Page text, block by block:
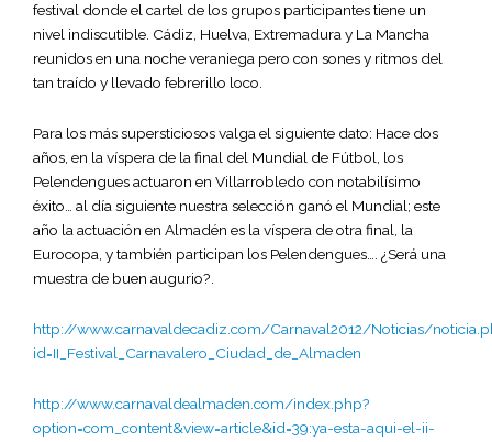
festival donde el cartel de los grupos participantes tiene un
nivel indiscutible. Cádiz, Huelva, Extremadura y La Mancha
reunidos en una noche veraniega pero con sones y ritmos del
tan traído y llevado febrerillo loco.
Para los más supersticiosos valga el siguiente dato: Hace dos
años, en la víspera de la final del Mundial de Fútbol, los
Pelendengues actuaron en Villarrobledo con notabilísimo
éxito… al día siguiente nuestra selección ganó el Mundial; este
año la actuación en Almadén es la víspera de otra final, la
Eurocopa, y también participan los Pelendengues…. ¿Será una
muestra de buen augurio?.
http://www.carnavaldecadiz.com/Carnaval2012/Noticias/
id=II_Festival_Carnavalero_Ciudad_de_Almaden
http://www.carnavaldealmaden.com/index.php?
option=com_content&view=article&id=39:ya-esta-aqui-el-ii-